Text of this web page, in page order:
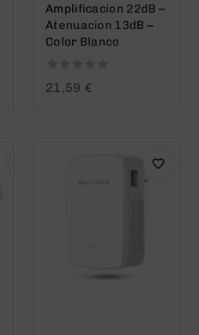
Amplificacion 22dB –
Atenuacion 13dB –
Color Blanco
0
21,59 €